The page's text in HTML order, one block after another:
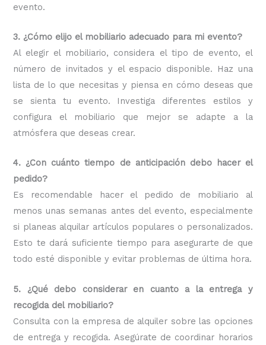
evento.
3. ¿Cómo elijo el mobiliario adecuado para mi evento?
Al elegir el mobiliario, considera el tipo de evento, el
número de invitados y el espacio disponible. Haz una
lista de lo que necesitas y piensa en cómo deseas que
se sienta tu evento. Investiga diferentes estilos y
configura el mobiliario que mejor se adapte a la
atmósfera que deseas crear.
4. ¿Con cuánto tiempo de anticipación debo hacer el
pedido?
Es recomendable hacer el pedido de mobiliario al
menos unas semanas antes del evento, especialmente
si planeas alquilar artículos populares o personalizados.
Esto te dará suficiente tiempo para asegurarte de que
todo esté disponible y evitar problemas de última hora.
5. ¿Qué debo considerar en cuanto a la entrega y
recogida del mobiliario?
Consulta con la empresa de alquiler sobre las opciones
de entrega y recogida. Asegúrate de coordinar horarios